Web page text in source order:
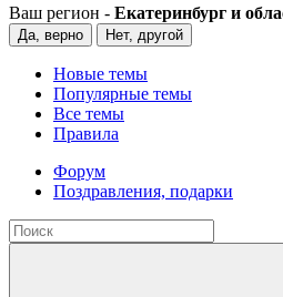
Ваш регион - Екатеринбург и
Да, верно Нет, другой
Новые темы
Популярные темы
Все темы
Правила
Форум
Поздравления, подарки